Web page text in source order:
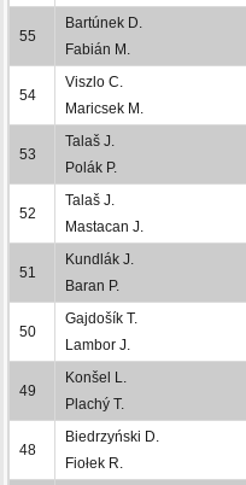
55
Bartúnek D.
Fabián M.
54
Viszlo C.
Maricsek M.
53
Talaš J.
Polák P.
52
Talaš J.
Mastacan J.
51
Kundlák J.
Baran P.
50
Gajdošík T.
Lambor J.
49
Konšel L.
Plachý T.
48
Biedrzyński D.
Fiołek R.